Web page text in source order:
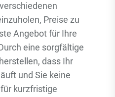
Preise zu
Angebot für Ihre
eine sorgfältige
dass Ihr
und Sie keine
kurzfristige